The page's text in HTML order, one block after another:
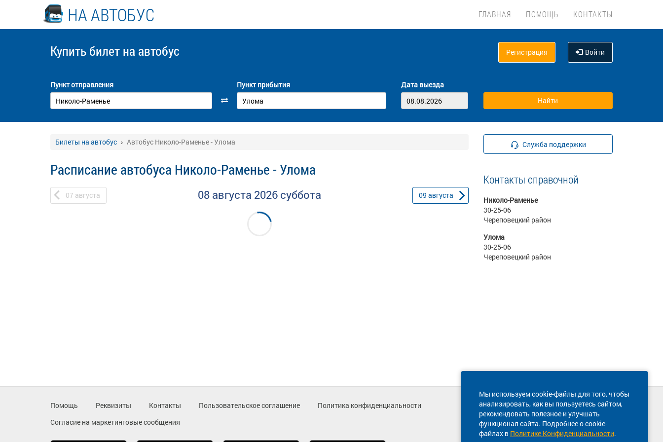
НА АВТОБУС ГЛАВНАЯ ПОМОЩЬ КОНТАКТЫ
Купить билет на автобус Регистрация Войти
Пункт отправления Пункт прибытия Дата выезда
Билеты на автобус Автобус Николо-Раменье - Улома
Расписание автобуса Николо-Раменье - Улома
07 августа 08 августа 2026 суббота 09 августа
Служба поддержки
Контакты справочной
Николо-Раменье
30-25-06
Череповецкий район
Улома
30-25-06
Череповецкий район
Мы используем cookie-файлы для того, чтобы
анализировать, как вы пользуетесь сайтом,
рекомендовать полезное и улучшать
функционал сайта. Подробнее о cookie-
файлах в Политике Конфиденциальности.
Помощь Реквизиты Контакты Пользовательское соглашение
Политика конфиденциальности
Согласие на маркетинговые сообщения
Техническая поддержка сайта
8 800 600-03-38